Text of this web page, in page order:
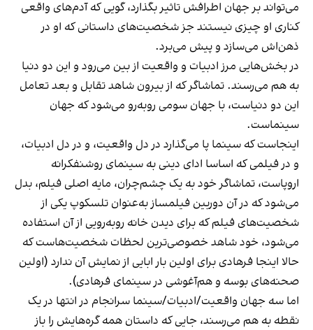
می‌تواند بر جهان اطرافش تاثیر بگذارد، گویی که آدم‌های واقعی
کناری او چیزی نیستند جز شخصیت‌های داستانی که او در
ذهن‌اش می‌سازد و پیش می‌برد.
در بخش‌هایی مرز ادبیات و واقعیت از بین می‌رود و این دو دنیا
به هم می‌رسند. تماشاگر که از بیرون شاهد تقابل و بعد تعامل
این دو دنیاست، با جهان سومی روبه‌رو می‌شود که جهان
سینماست.
اینجاست که سینما پا می‌گذارد در دل واقعیت، و در دل ادبیات،
و در فیلمی که اساسا ادای دینی به سینمای روشنفکرانه
اروپاست، تماشاگر خود به یک چشم‌چران، مایه اصلی فیلم، بدل
می‌شود که در آن دوربین فیلمساز به‌عنوان تلسکوپ یکی از
شخصیت‌های فیلم که برای دیدن خانه روبه‌رویی از آن استفاده
می‌شود، خود شاهد خصوصی‌ترین لحظات شخصیت‌هاست که
حالا اینجا فرهادی برای اولین بار ابایی از نمایش آن ندارد (اولین
صحنه‌های بوسه و هم‌آغوشی در سینمای فرهادی).
اما سه جهان واقعیت/ادبیات/سینما سرانجام در انتها در یک
نقطه به هم می‌رسند، جایی که داستان همه گره‌هایش را باز